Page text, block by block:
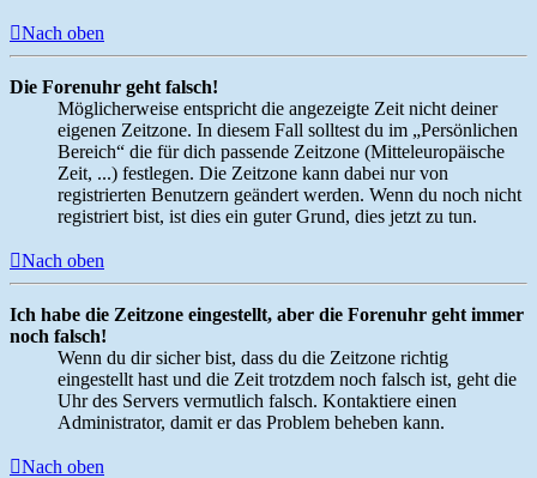
Nach oben
Die Forenuhr geht falsch!
Möglicherweise entspricht die angezeigte Zeit nicht deiner
eigenen Zeitzone. In diesem Fall solltest du im „Persönlichen
Bereich“ die für dich passende Zeitzone (Mitteleuropäische
Zeit, ...) festlegen. Die Zeitzone kann dabei nur von
registrierten Benutzern geändert werden. Wenn du noch nicht
registriert bist, ist dies ein guter Grund, dies jetzt zu tun.
Nach oben
Ich habe die Zeitzone eingestellt, aber die Forenuhr geht immer
noch falsch!
Wenn du dir sicher bist, dass du die Zeitzone richtig
eingestellt hast und die Zeit trotzdem noch falsch ist, geht die
Uhr des Servers vermutlich falsch. Kontaktiere einen
Administrator, damit er das Problem beheben kann.
Nach oben